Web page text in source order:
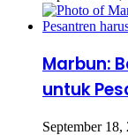
Marbun:
untuk
September 18,